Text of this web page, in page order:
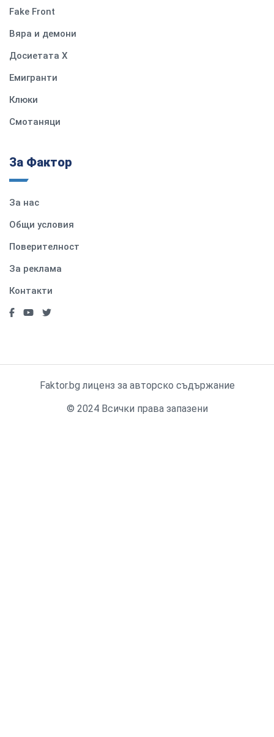
Fake Front
Вяра и демони
Досиетата Х
Емигранти
Клюки
Смотаняци
За Фактор
За нас
Общи условия
Поверителност
За реклама
Контакти
Faktor.bg лиценз за авторско съдържание
© 2024 Всички права запазени